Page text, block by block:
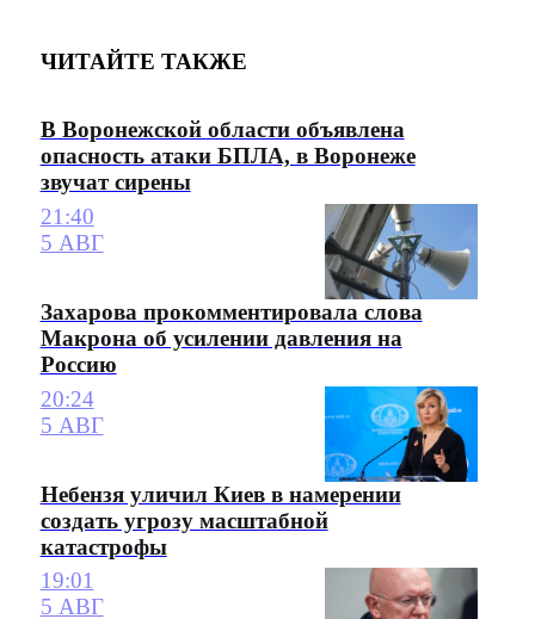
ЧИТАЙТЕ ТАКЖЕ
В Воронежской области объявлена
опасность атаки БПЛА, в Воронеже
звучат сирены
21:40
5 АВГ
Захарова прокомментировала слова
Макрона об усилении давления на
Россию
20:24
5 АВГ
Небензя уличил Киев в намерении
создать угрозу масштабной
катастрофы
19:01
5 АВГ